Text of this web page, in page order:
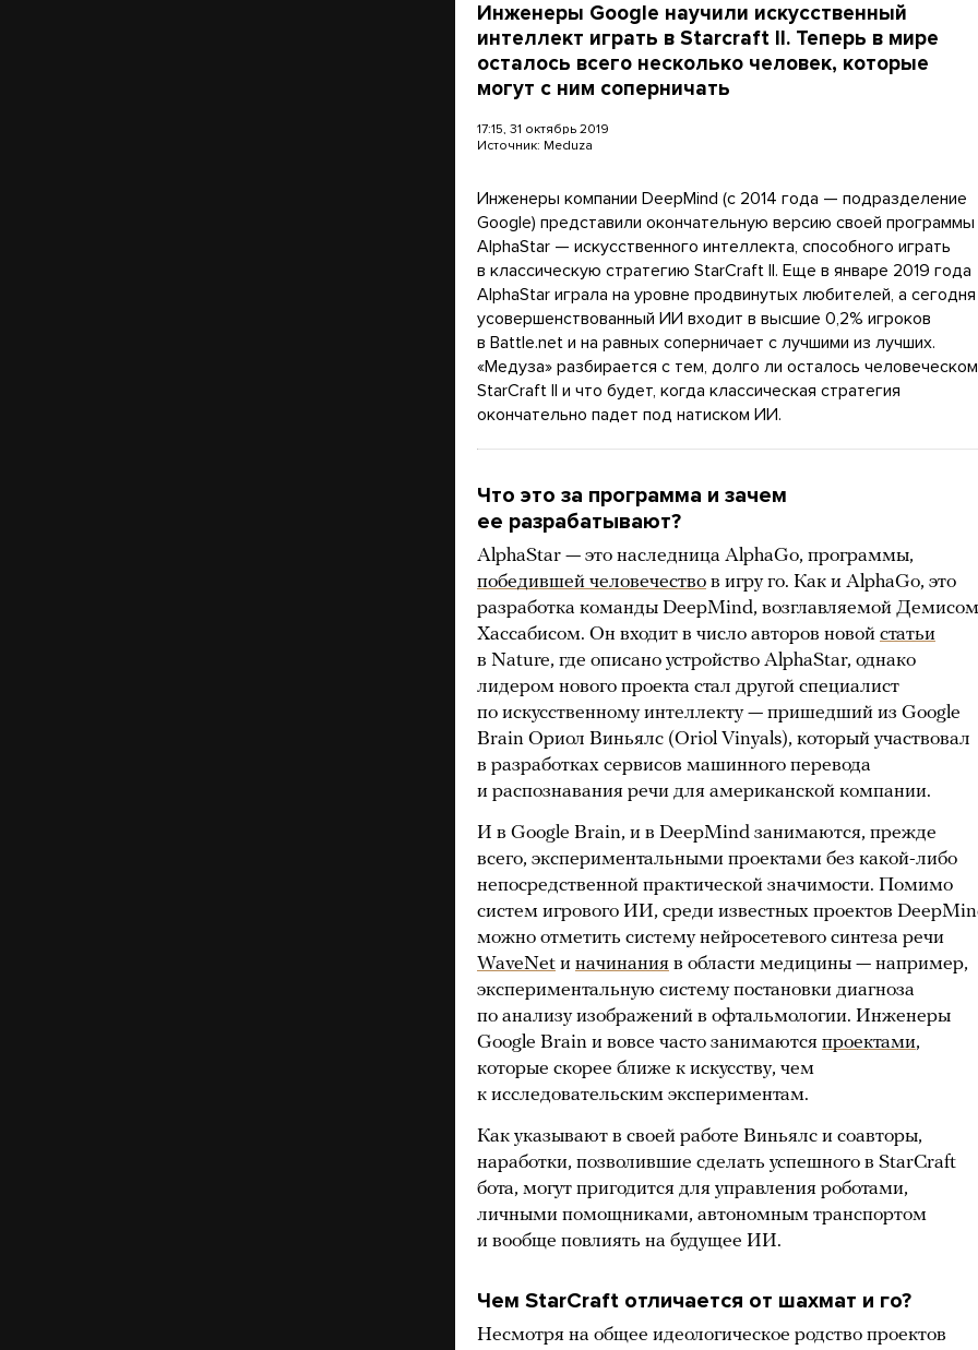
Инженеры Google научили искусственный
интеллект играть в Starcraft II. Теперь в мире
осталось всего несколько человек, которые
могут с ним соперничать
17:15, 31 октябрь 2019
Источник: Meduza
Инженеры компании DeepMind (с 2014 года — подразделение
Google) представили окончательную версию своей программы
AlphaStar — искусственного интеллекта, способного играть
в классическую стратегию StarCraft II. Еще в январе 2019 года
AlphaStar играла на уровне продвинутых любителей, а сегодня
усовершенствованный ИИ входит в высшие 0,2% игроков
в Battle.net и на равных соперничает с лучшими из лучших.
«Медуза» разбирается с тем, долго ли осталось
StarCraft II и что будет, когда классическая стратегия
окончательно падет под натиском ИИ.
Что это за программа и зачем
ее разрабатывают?
AlphaStar — это наследница AlphaGo, программы,
победившей человечество в игру го. Как и AlphaGo, это
разработка команды DeepMind, возглавляемой Демисом
Хассабисом. Он входит в число авторов новой статьи
в Nature, где описано устройство AlphaStar, однако
лидером нового проекта стал другой специалист
по искусственному интеллекту — пришедший из Google
Brain Ориол Виньялс (Oriol Vinyals), который участвовал
в разработках сервисов машинного перевода
и распознавания речи для американской компании.
И в Google Brain, и в DeepMind занимаются, прежде
всего, экспериментальными проектами без какой-либо
непосредственной практической значимости. Помимо
систем игрового ИИ, среди известных проектов
можно отметить систему нейросетевого синтеза речи
WaveNet и начинания в области медицины — например,
экспериментальную систему постановки диагноза
по анализу изображений в офтальмологии. Инженеры
Google Brain и вовсе часто занимаются проектами,
которые скорее ближе к искусству, чем
к исследовательским экспериментам.
Как указывают в своей работе Виньялс и соавторы,
наработки, позволившие сделать успешного в StarCraft
бота, могут пригодится для управления роботами,
личными помощниками, автономным транспортом
и вообще повлиять на будущее ИИ.
Чем StarCraft отличается от шахмат и го?
Несмотря на общее идеологическое родство проектов